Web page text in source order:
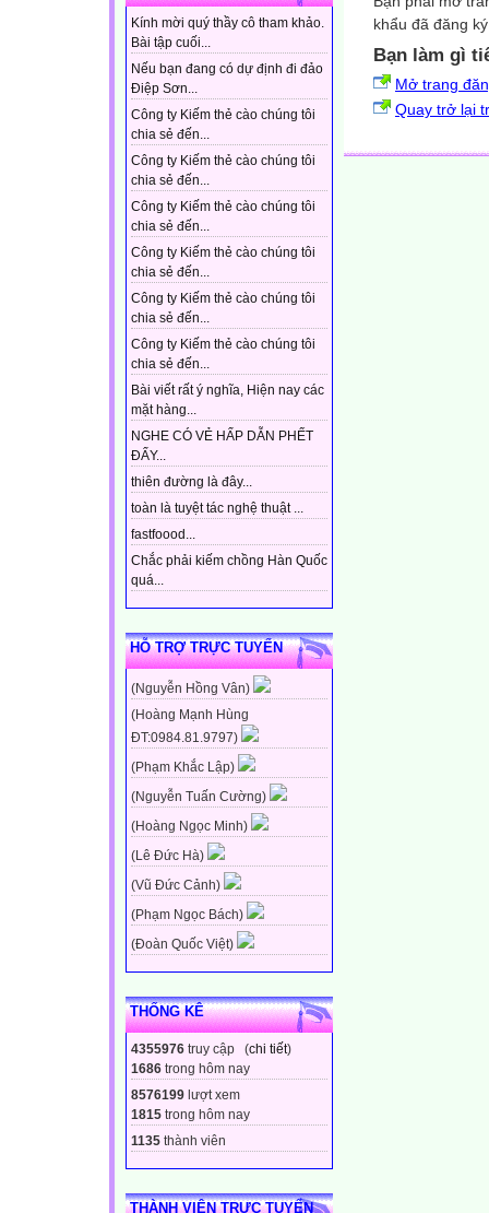
Kính mời quý thầy cô tham khảo.
Bài tập cuối...
Nếu bạn đang có dự định đi đảo
Điệp Sơn...
Công ty Kiếm thẻ cào chúng tôi
chia sẻ đến...
Công ty Kiếm thẻ cào chúng tôi
chia sẻ đến...
Công ty Kiếm thẻ cào chúng tôi
chia sẻ đến...
Công ty Kiếm thẻ cào chúng tôi
chia sẻ đến...
Công ty Kiếm thẻ cào chúng tôi
chia sẻ đến...
Công ty Kiếm thẻ cào chúng tôi
chia sẻ đến...
Bài viết rất ý nghĩa, Hiện nay các
mặt hàng...
NGHE CÓ VẺ HẤP DẪN PHẾT
ĐẤY...
thiên đường là đây...
toàn là tuyệt tác nghệ thuật ...
fastfoood...
Chắc phải kiếm chồng Hàn Quốc
quá...
HỖ TRỢ TRỰC TUYẾN
(Nguyễn Hồng Vân)
(Hoàng Mạnh Hùng
ĐT:0984.81.9797)
(Phạm Khắc Lập)
(Nguyễn Tuấn Cường)
(Hoàng Ngọc Minh)
(Lê Đức Hà)
(Vũ Đức Cảnh)
(Phạm Ngọc Bách)
(Đoàn Quốc Việt)
THỐNG KÊ
4355976 truy cập (chi tiết)
1686 trong hôm nay
8576199 lượt xem
1815 trong hôm nay
1135 thành viên
THÀNH VIÊN TRỰC TUYẾN
khẩu đã đăng
Bạn làm gì
Mở trang
Quay trở lại